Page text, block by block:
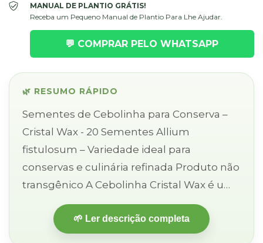
MANUAL DE PLANTIO GRÁTIS!
Receba um Pequeno Manual de Plantio Para Lhe Ajudar.
💬 COMPRAR PELO WHATSAPP
🌿 RESUMO RÁPIDO
Sementes de Cebolinha para Conserva –
Cristal Wax - 20 Sementes Allium
fistulosum – Variedade ideal para
conservas e culinária refinada Produto não
transgênico A Cebolinha Cristal Wax é uma
variedade especial de cebolinha com
bulbos pequenos, folhas verdes b...
🌱 Ler descrição completa